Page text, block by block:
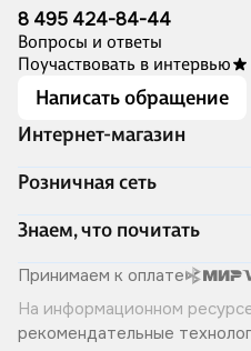
8 495 424-84-44
Вопросы и ответы
Поучаствовать в интервью
Написать обращение
Интернет-магазин
Акции
Доставка и оплата
Программа лояльности
Подарочные сертификаты
Правила продажи
Политика
Розничная сеть
Адреса магазинов
Книжный Дозор
О компании
Читай-город для бизнеса
Хотите у нас работать?
Знаем, что почитать
Скоро в продаже
Лучшие из лучших
Читай-журнал
Принимаем к оплате
На информационном
рекомендательные